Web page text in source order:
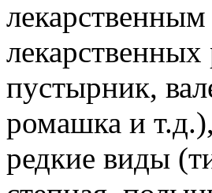
пустырник,
ромашка и
редкие виды